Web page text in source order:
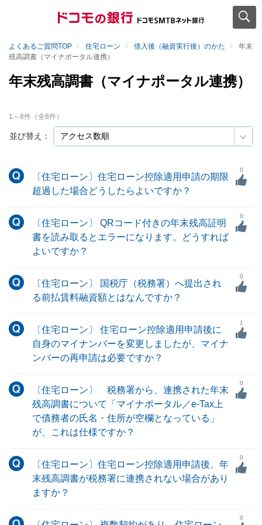
よくあるご質問TOP 住宅ローン 借入後（融資実行後）のかた
年末
残高調書（マイナポータル連携）
年末残高調書（マイナポータル連携）
並び替え：
1 ～8件（全8件）
〔住宅ローン〕住宅ローン控除適用申請の期限
超過した場合どうしたらよいですか？
0
〔住宅ローン〕 QRコード付きの年末残高証明
書を読み取るとエラーになります。どうすれば
よいですか？
0
〔住宅ローン〕 国税庁（税務署）へ提出され
る前払賃料融資額とはなんですか？
0
〔住宅ローン〕 住宅ローン控除適用申請後に
自身のマイナンバーを変更しましたが、マイナ
ンバーの再申請は必要ですか？
1
〔住宅ローン〕 税務署から、連携された年末
残高調書について「マイナポータル／e-Tax上
で債務者の氏名・住所が空欄となっている」
が、これは仕様ですか？
0
〔住宅ローン〕住宅ローン控除適用申請後、年
末残高調書が税務署に連携されない場合があり
ますか？
0
0